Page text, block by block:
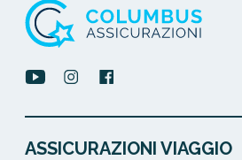
ASSICURAZIONI VIAGGIO